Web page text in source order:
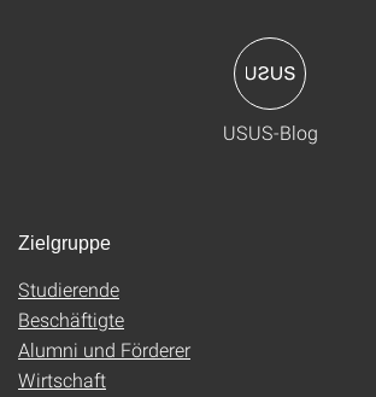
USUS-Blog
Zielgruppe
Studierende
Beschäftigte
Alumni und Förderer
Wirtschaft